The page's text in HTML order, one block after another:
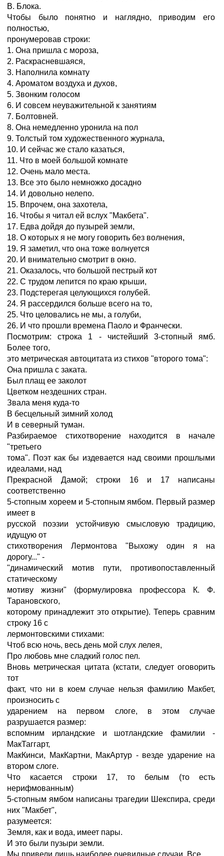
В. Блока.
Чтобы было понятно и наглядно, приводим его
полностью,
пронумеровав строки:
1. Она пришла с мороза,
2. Раскрасневшаяся,
3. Наполнила комнату
4. Ароматом воздуха и духов,
5. Звонким голосом
6. И совсем неуважительной к занятиям
7. Болтовней.
8. Она немедленно уронила на пол
9. Толстый том художественного журнала,
10. И сейчас же стало казаться,
11. Что в моей большой комнате
12. Очень мало места.
13. Все это было немножко досадно
14. И довольно нелепо.
15. Впрочем, она захотела,
16. Чтобы я читал ей вслух "Макбета".
17. Едва дойдя до пузырей земли,
18. О которых я не могу говорить без волнения,
19. Я заметил, что она тоже волнуется
20. И внимательно смотрит в окно.
21. Оказалось, что большой пестрый кот
22. С трудом лепится по краю крыши,
23. Подстерегая целующихся голубей.
24. Я рассердился больше всего на то,
25. Что целовались не мы, а голуби,
26. И что прошли времена Паоло и Франчески.
Посмотрим: строка 1 - чистейший 3-стопный ямб.
Более того,
это метрическая автоцитата из стихов "второго тома":
Она пришла с заката.
Был плащ ее заколот
Цветком нездешних стран.
Звала меня куда-то
В бесцельный зимний холод
И в северный туман.
Разбираемое стихотворение находится в начале
"третьего
тома". Поэт как бы издевается над своими прошлыми
идеалами, над
Прекрасной Дамой; строки 16 и 17 написаны
соответственно
5-стопным хореем и 5-стопным ямбом. Первый размер
имеет в
русской поэзии устойчивую смысловую традицию,
идущую от
стихотворения Лермонтова "Выхожу один я на
дорогу..." -
"динамический мотив пути, противопоставленный
статическому
мотиву жизни" (формулировка профессора К. Ф.
Тарановского,
которому принадлежит это открытие). Теперь сравним
строку 16 с
лермонтовскими стихами:
Чтоб всю ночь, весь день мой слух лелея,
Про любовь мне сладкий голос пел.
Вновь метрическая цитата (кстати, следует оговорить
тот
факт, что ни в коем случае нельзя фамилию Макбет,
произносить с
ударением на первом слоге, в этом случае
разрушается размер:
вспомним ирландские и шотландские фамилии -
МакТаггарт,
МакКинси, МакКартни, МакАртур - везде ударение на
втором слоге.
Что касается строки 17, то белым (то есть
нерифмованным)
5-стопным ямбом написаны трагедии Шекспира, среди
них "Макбет",
разумеется:
Земля, как и вода, имеет пары.
И это были пузыри земли.
Мы привели лишь наиболее очевидные случаи. Все